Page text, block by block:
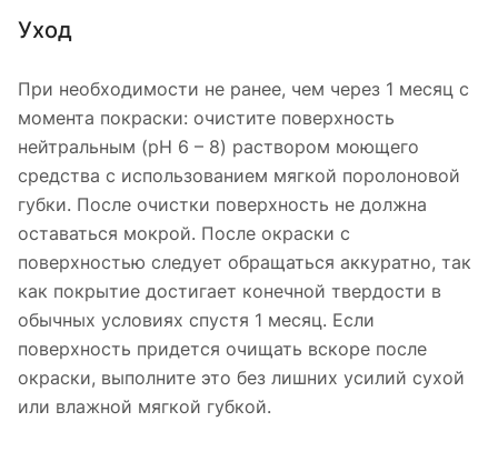
Уход
При необходимости не ранее, чем через 1 месяц с
момента покраски: очистите поверхность
нейтральным (pH 6 – 8) раствором моющего
средства с использованием мягкой поролоновой
губки. После очистки поверхность не должна
оставаться мокрой. После окраски с
поверхностью следует обращаться аккуратно, так
как покрытие достигает конечной твердости в
обычных условиях спустя 1 месяц. Если
поверхность придется очищать вскоре после
окраски, выполните это без лишних усилий сухой
или влажной мягкой губкой.